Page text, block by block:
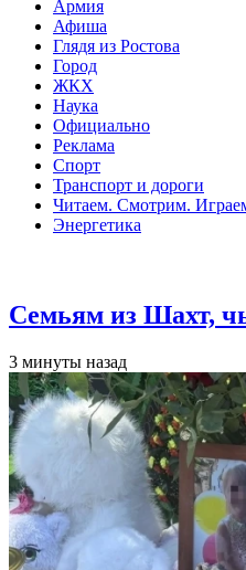
Армия
Афиша
Глядя из Ростова
Город
ЖКХ
Наука
Официально
Реклама
Спорт
Транспорт и дороги
Читаем. Смотрим.
Энергетика
Семьям из Шахт,
3 минуты назад